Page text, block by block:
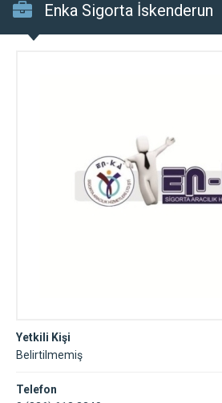
Enka Sigorta İskenderun
Yetkili Kişi
Belirtilmemiş
Telefon